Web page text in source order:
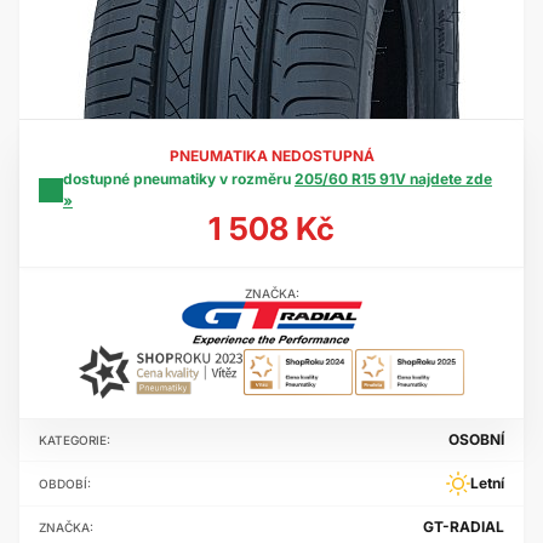
KATEGORIE: OSOBNÍ
OBDOBÍ: Letní
ZNAČKA: GT-RADIAL
PNEUMATIKA NEDOSTUPNÁ
dostupné pneumatiky v rozměru 205/60 R15 91V najdete zde
»
1 508 Kč
ZNAČKA: